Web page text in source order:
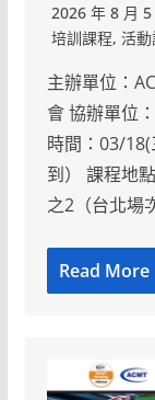
2026 年 8 月 5
培訓課程, 活動
主辦單位：
會 協辦單位
時間：03/
到） 課程地
之2（台北場
Read More